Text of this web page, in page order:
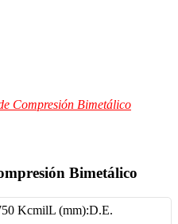
Compresión Bimetálico
Bimetálico
KcmilL (mm):D.E.